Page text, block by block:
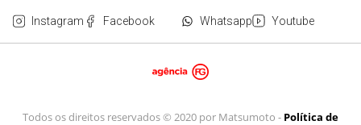
Instagram Facebook Whatsapp Youtube
Todos os direitos reservados © 2020 por Matsumoto - Política de